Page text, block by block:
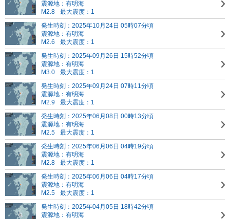
震源地：有明海
M2.8
最大震度：1
発生時刻：2025年10月24日 05時07分頃
震源地：有明海
M2.6
最大震度：1
発生時刻：2025年09月26日 15時52分頃
震源地：有明海
M3.0
最大震度：1
発生時刻：2025年09月24日 07時11分頃
震源地：有明海
M2.9
最大震度：1
発生時刻：2025年06月08日 00時13分頃
震源地：有明海
M2.5
最大震度：1
発生時刻：2025年06月06日 04時19分頃
震源地：有明海
M2.8
最大震度：1
発生時刻：2025年06月06日 04時17分頃
震源地：有明海
M2.5
最大震度：1
発生時刻：2025年04月05日 18時42分頃
震源地：有明海